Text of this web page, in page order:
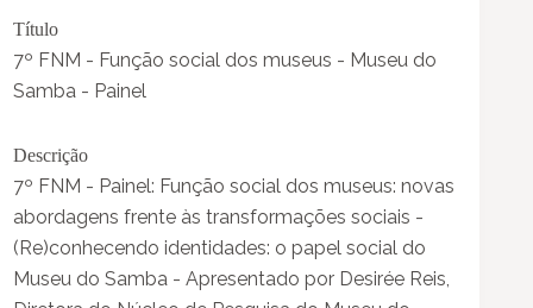
Título
7º FNM - Função social dos museus - Museu do
Samba - Painel
Descrição
7º FNM - Painel: Função social dos museus: novas
abordagens frente às transformações sociais -
(Re)conhecendo identidades: o papel social do
Museu do Samba - Apresentado por Desirée Reis,